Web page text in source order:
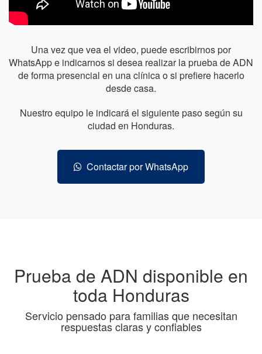
Una vez que vea el video, puede escribirnos por
WhatsApp e indicarnos si desea realizar la prueba de ADN
de forma presencial en una clínica o si prefiere hacerlo
desde casa.
Nuestro equipo le indicará el siguiente paso según su
ciudad en Honduras.
Contactar por WhatsApp
Prueba de ADN disponible en
toda Honduras
Servicio pensado para familias que necesitan
respuestas claras y confiables